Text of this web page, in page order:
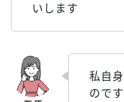
いします
私自
ので